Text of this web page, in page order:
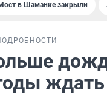
в Шаманке закрыли